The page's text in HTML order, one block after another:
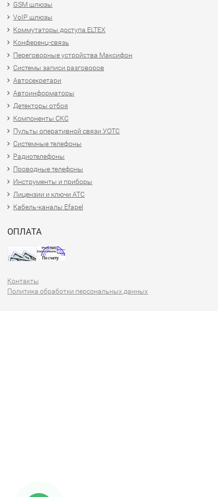
GSM шлюзы
VoIP шлюзы
Коммутаторы доступа ELTEX
Конференц-связь
Переговорные устройства Максифон
Системы записи разговоров
Автосекретари
Автоинформаторы
Детекторы отбоя
Компоненты СКС
Пульты оперативной связи УОТС
Системные телефоны
Радиотелефоны
Проводные телефоны
Инструменты и приборы
Лицензии и ключи АТС
Кабель-каналы Efapel
ОПЛАТА
Контакты
Политика обработки персональных данных